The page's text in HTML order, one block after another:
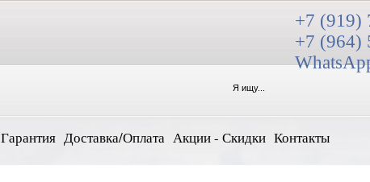
+7 (919)
+7 (964)
Гарантия Доставка/Оплата Акции - Скидки Контакты